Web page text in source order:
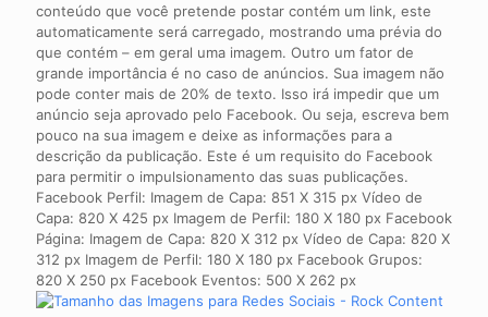
conteúdo que você pretende postar contém um link, este
automaticamente será carregado, mostrando uma prévia do
que contém – em geral uma imagem. Outro um fator de
grande importância é no caso de anúncios. Sua imagem não
pode conter mais de 20% de texto. Isso irá impedir que um
anúncio seja aprovado pelo Facebook. Ou seja, escreva bem
pouco na sua imagem e deixe as informações para a
descrição da publicação. Este é um requisito do Facebook
para permitir o impulsionamento das suas publicações.
Facebook Perfil: Imagem de Capa: 851 X 315 px Vídeo de
Capa: 820 X 425 px Imagem de Perfil: 180 X 180 px Facebook
Página: Imagem de Capa: 820 X 312 px Vídeo de Capa: 820 X
312 px Imagem de Perfil: 180 X 180 px Facebook Grupos:
820 X 250 px Facebook Eventos: 500 X 262 px